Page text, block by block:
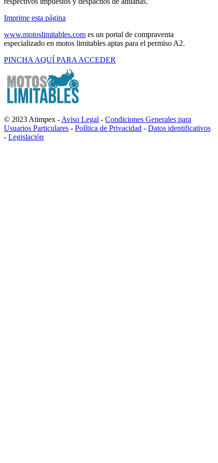
Imprime esta página
www.motoslimitables.com es un portal de compraventa
especializado en motos limitables aptas para el permiso A2.
PINCHA AQUÍ PARA ACCEDER
© 2023 Atimpex - Aviso Legal - Condiciones Generales para
Usuarios Particulares - Política de Privacidad - Datos identificativos
- Legislación